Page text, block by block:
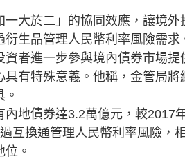
於二」的協同效應，讓境外
生品管理人民幣利率風險需求
進一步參與境內債券市場提
有特殊意義。他稱，金管局
債券達3.2萬億元，較2017
互換通管理人民幣利率風險，
。